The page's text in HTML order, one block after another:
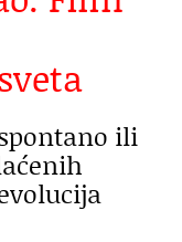
ili